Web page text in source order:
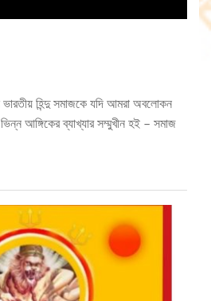
হিন্দু সমাজকে যদি আমরা অবলোকন
আঙ্গিকের ব্যাখ্যার সম্মুখীন হই – সমাজ